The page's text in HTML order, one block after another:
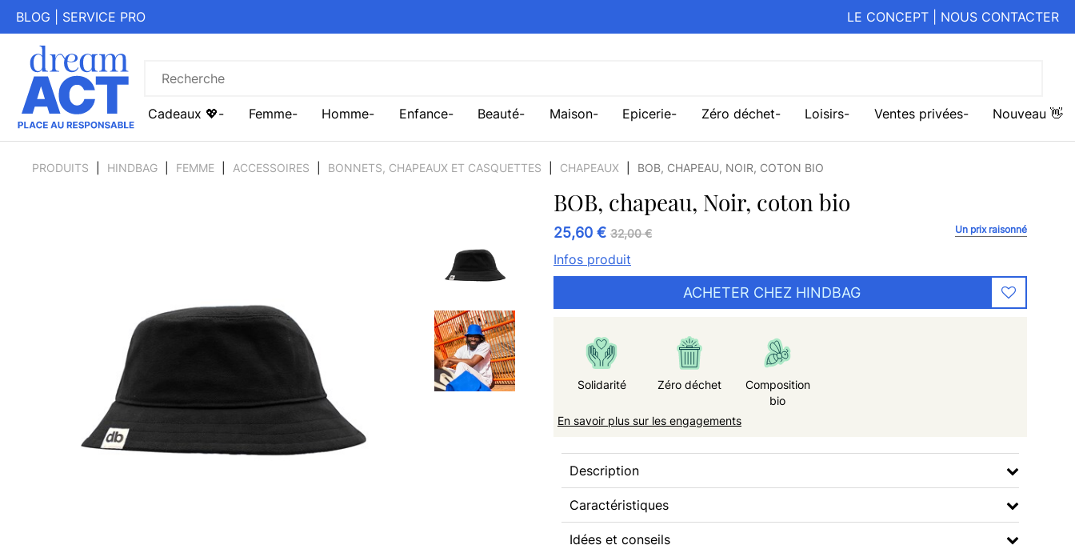
BLOG SERVICE PRO LE CONCEPT NOUS CONTACTER
Cadeaux 💖 Femme Homme Enfance Beauté Maison Epicerie Zéro déchet Loisirs Ventes privées Nouveau 👋
PRODUITS HINDBAG FEMME ACCESSOIRES BONNETS, CHAPEAUX ET CASQUETTES CHAPEAUX BOB, CHAPEAU, NOIR, COTON BIO
BOB, chapeau, Noir, coton bio
25,60 € 32,00 € Un prix raisonné
Infos produit
ACHETER CHEZ HINDBAG
Solidarité Zéro déchet
Composition
bio
En savoir plus sur les engagements
Description
Caractéristiques
Idées et conseils